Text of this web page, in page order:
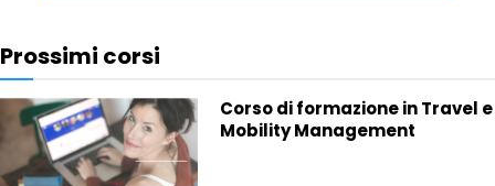
Prossimi corsi
Corso di formazione in Travel e
Mobility Management